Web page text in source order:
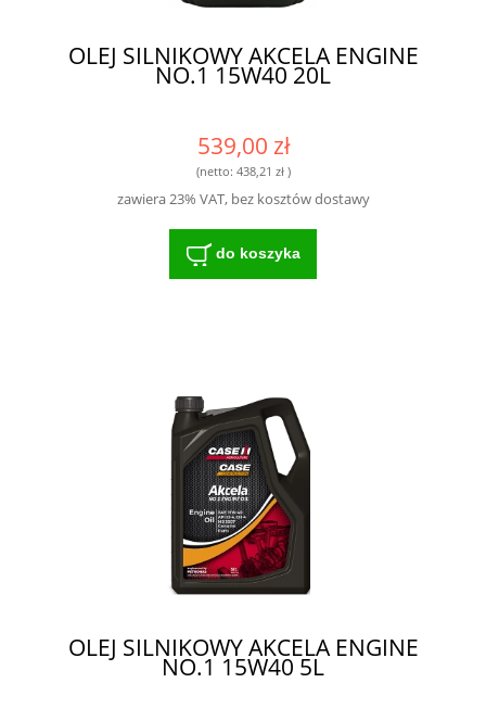
OLEJ SILNIKOWY AKCELA ENGINE
NO.1 15W40 20L
539,00 zł
(netto: 438,21 zł)
zawiera 23% VAT, bez kosztów dostawy
do koszyka
OLEJ SILNIKOWY AKCELA ENGINE
NO.1 15W40 5L